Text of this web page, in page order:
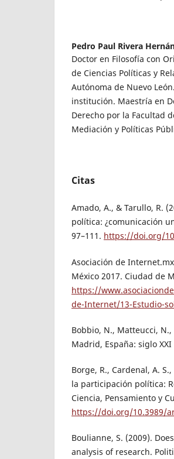
Pedro Paul Rivera
Doctor en Filosofía con
de Ciencias Políticas y
Autónoma de Nuevo
institución. Maestría en
Derecho por la Facultad
Mediación y Políticas
Citas
Amado, A., & Tarullo, R.
política: ¿comunicación
97–111. https://doi.org/
Asociación de
México 2017. Ciudad de
https://
de-Internet/13-Estudio-
Bobbio, N., Matteucci,
Madrid, España: siglo
Borge, R., Cardenal, A.
la participación política:
Ciencia, Pensamiento y
https://doi.org/10.3989/
Boulianne, S. (2009).
analysis of research.